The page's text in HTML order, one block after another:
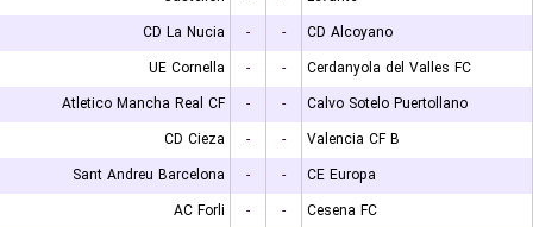
CD La Nucia
- -
CD Alcoyano
UE Cornella
- -
Cerdanyola del Valles FC
Atletico Mancha Real CF
- -
Calvo Sotelo Puertollano
CD Cieza
- -
Valencia CF B
Sant Andreu Barcelona
- -
CE Europa
AC Forli
- -
Cesena FC